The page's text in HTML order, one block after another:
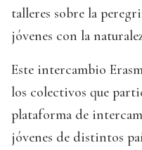
talleres sobre la
jóvenes con la
Este intercambio
los colectivos que
plataforma de
jóvenes de distintos